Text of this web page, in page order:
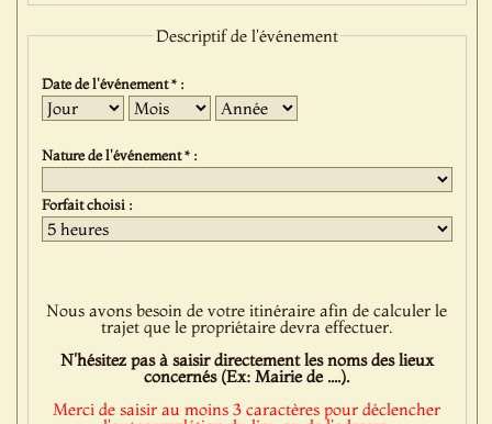
Descriptif de l'événement
Date de l'événement * :
Jour Mois Année
Nature de l'événement * :
Forfait choisi :
Nous avons besoin de votre itinéraire afin de calculer le
trajet que le propriétaire devra effectuer.
N'hésitez pas à saisir directement les noms des lieux
concernés (Ex: Mairie de ....).
Merci de saisir au moins 3 caractères pour déclencher